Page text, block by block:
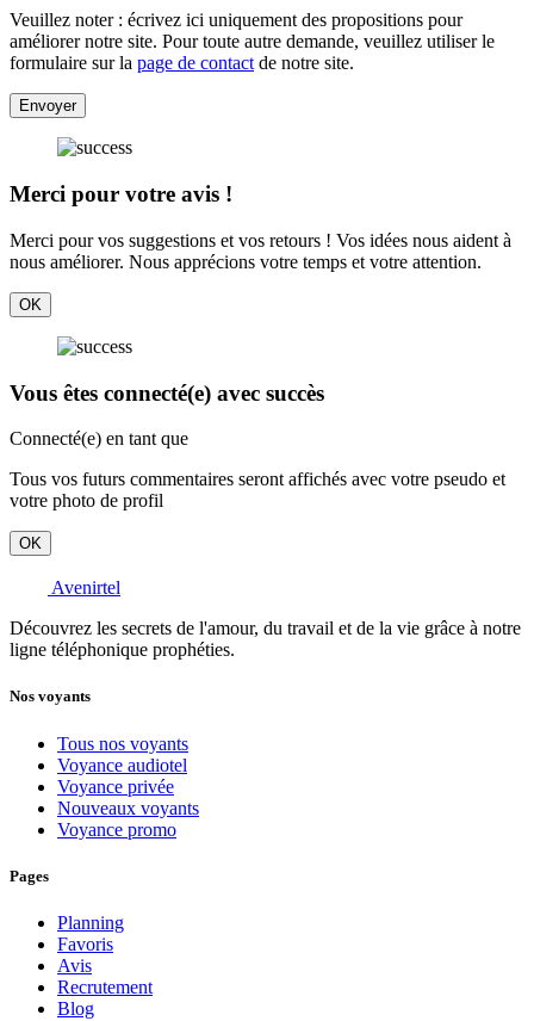
Veuillez noter : écrivez ici uniquement des propositions pour
améliorer notre site. Pour toute autre demande, veuillez utiliser le
formulaire sur la page de contact de notre site.
Envoyer
Merci pour votre avis !
Merci pour vos suggestions et vos retours ! Vos idées nous aident à
nous améliorer. Nous apprécions votre temps et votre attention.
OK
Vous êtes connecté(e) avec succès
Connecté(e) en tant que
Tous vos futurs commentaires seront affichés avec votre pseudo et
votre photo de profil
OK
Avenirtel
Découvrez les secrets de l'amour, du travail et de la vie grâce à notre
ligne téléphonique prophéties.
Nos voyants
Tous nos voyants
Voyance audiotel
Voyance privée
Nouveaux voyants
Voyance promo
Pages
Planning
Favoris
Avis
Recrutement
Blog